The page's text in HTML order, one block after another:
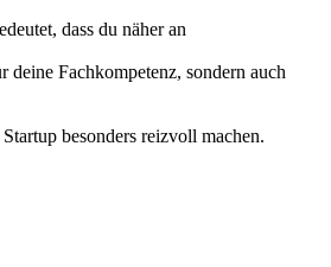
dass du näher an
Fachkompetenz, sondern auch
besonders reizvoll machen.